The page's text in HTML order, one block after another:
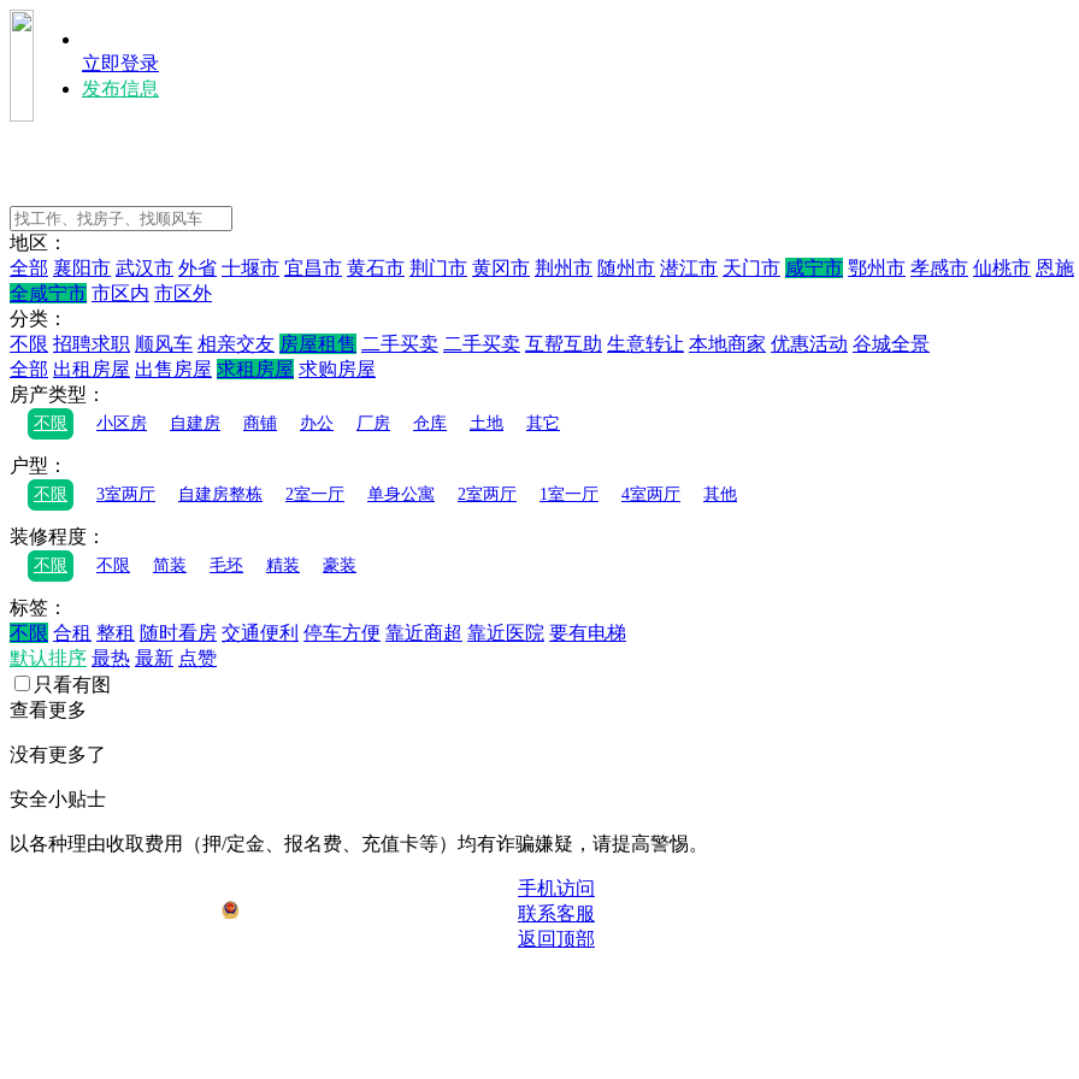
立即登录
发布信息
地区：
全部 襄阳市 武汉市 外省 十堰市 宜昌市 黄石市 荆门市 黄冈市 荆州市 随州市 潜江市 天门市 咸宁市 鄂州市 孝感市 仙桃市 恩施
全咸宁市 市区内 市区外
分类：
不限 招聘求职 顺风车 相亲交友 房屋租售 二手买卖 二手买卖 互帮互助 生意转让 本地商家 优惠活动 谷城全景
全部 出租房屋 出售房屋 求租房屋 求购房屋
房产类型：
不限 小区房 自建房 商铺 办公 厂房 仓库 土地 其它
户ㅤㅤ型：
不限 3室两厅 自建房整栋 2室一厅 单身公寓 2室两厅 1室一厅 4室两厅 其他
装修程度：
不限 不限 简装 毛坯 精装 豪装
标签：
不限 合租 整租 随时看房 交通便利 停车方便 靠近商超 靠近医院 要有电梯
默认排序 最热 最新 点赞
只看有图
查看更多
没有更多了
安全小贴士
以各种理由收取费⽤（押/定⾦、报名费、充值卡等）均有诈骗嫌疑，请提⾼警惕。
手机访问
联系客服
返回顶部